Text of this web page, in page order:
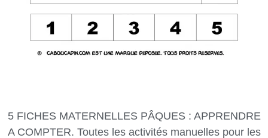
5 FICHES MATERNELLES PÂQUES : APPRENDRE
A COMPTER. Toutes les activités manuelles pour les